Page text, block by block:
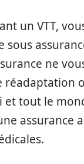
un VTT,
sous
ne
réadaptation
et tout le
assurance